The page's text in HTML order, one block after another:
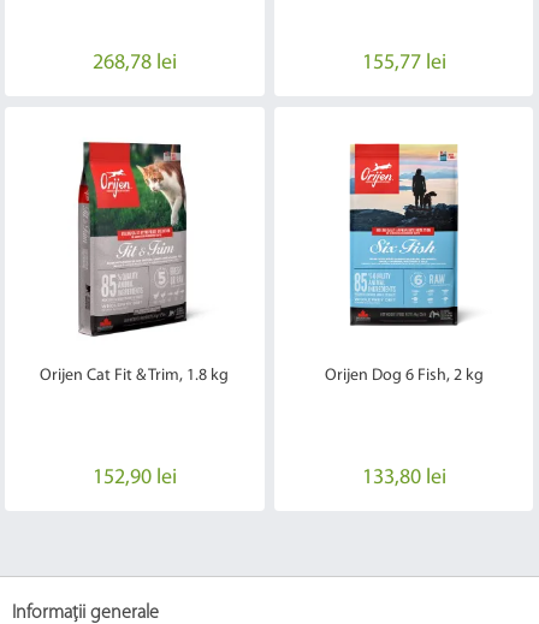
268,78 lei 155,77 lei
Orijen Cat Fit & Trim, 1.8 kg
152,90 lei
Orijen Dog 6 Fish, 2 kg
133,80 lei
Informații generale